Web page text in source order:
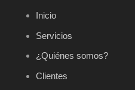
Inicio
Servicios
¿Quiénes somos?
Clientes